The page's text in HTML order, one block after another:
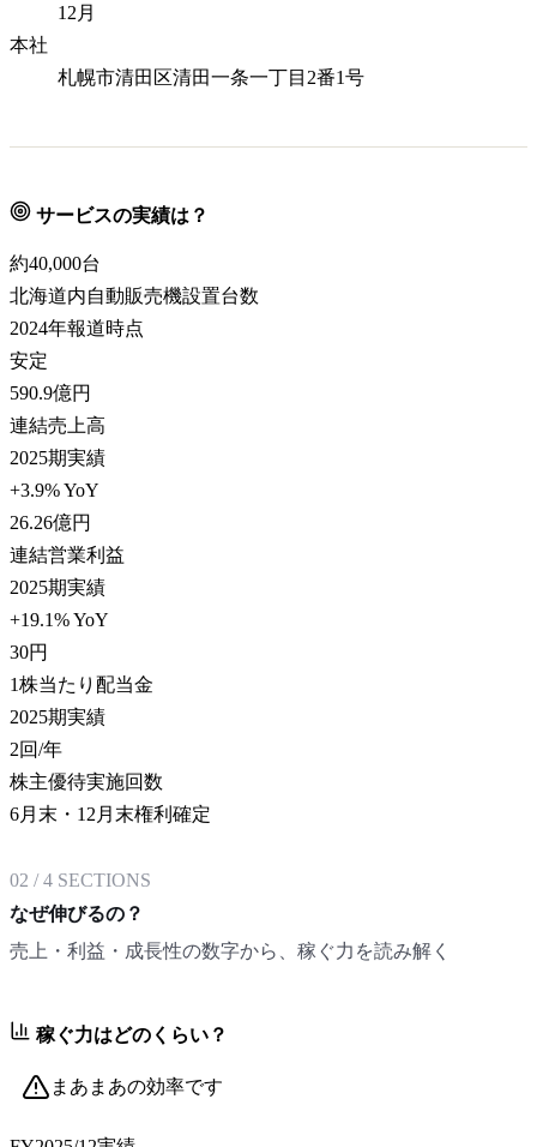
12月
本社
札幌市清田区清田一条一丁目2番1号
サービスの実績は？
約40,000台
北海道内自動販売機設置台数
2024年報道時点
安定
590.9億円
連結売上高
2025期実績
+3.9% YoY
26.26億円
連結営業利益
2025期実績
+19.1% YoY
30円
1株当たり配当金
2025期実績
2回/年
株主優待実施回数
6月末・12月末権利確定
02 /4 SECTIONS
なぜ伸びるの？
売上・利益・成長性の数字から、稼ぐ力を読み解く
稼ぐ力はどのくらい？
まあまあの効率です